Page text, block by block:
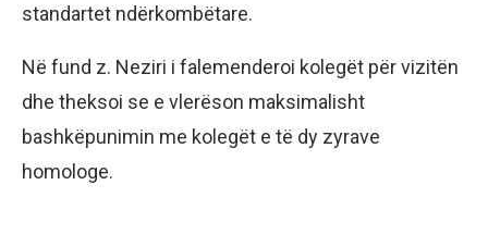
standartet ndërkombëtare.
Në fund z. Neziri i falemenderoi kolegët për vizitën
dhe theksoi se e vlerëson maksimalisht
bashkëpunimin me kolegët e të dy zyrave
homologe.